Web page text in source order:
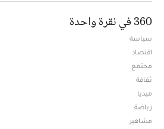
360 في نقرة واحدة
سياسة
اقتصاد
مجتمع
ثقافة
ميديا
رياضة
مشاهير